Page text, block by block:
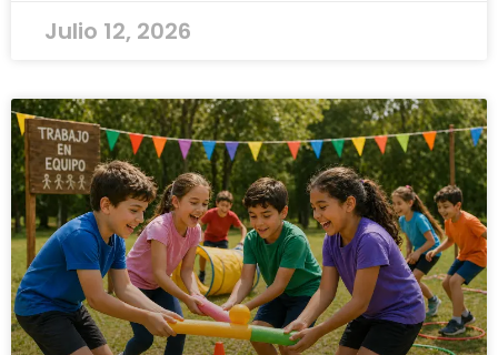
Julio 12, 2026